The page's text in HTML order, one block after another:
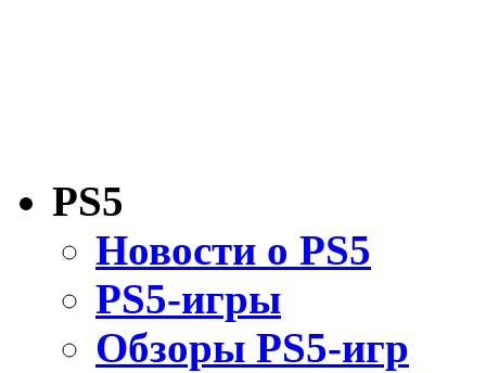
PS5
Новости о PS5
PS5-игры
Обзоры PS5-игр